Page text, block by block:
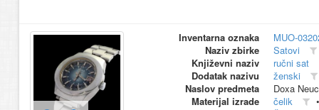
Inventarna oznaka
MUO-
Naziv zbirke
Satovi
Književni naziv
ručni sat
Dodatak nazivu
ženski
Naslov predmeta
Doxa
Materijal izrade
čelik